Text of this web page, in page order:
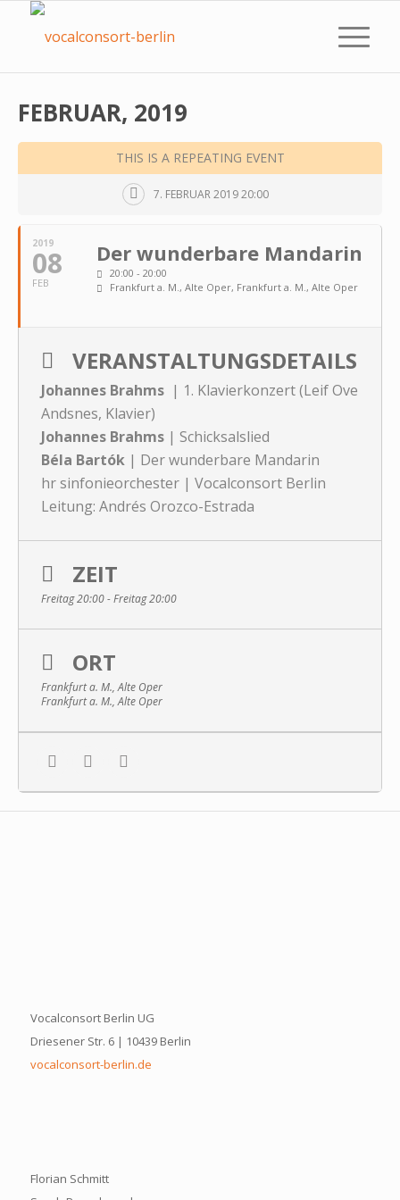
FEBRUAR, 2019
THIS IS A REPEATING EVENT
7. FEBRUAR 2019 20:00
2019
08
FEB
Der wunderbare Mandarin
20:00 - 20:00
Frankfurt a. M., Alte Oper, Frankfurt a. M., Alte Oper
VERANSTALTUNGSDETAILS
Johannes Brahms | 1. Klavierkonzert (Leif Ove
Andsnes, Klavier)
Johannes Brahms | Schicksalslied
Béla Bartók | Der wunderbare Mandarin
hr sinfonieorchester | Vocalconsort Berlin
Leitung: Andrés Orozco-Estrada
ZEIT
Freitag 20:00 - Freitag 20:00
ORT
Frankfurt a. M., Alte Oper
Frankfurt a. M., Alte Oper
Vocalconsort Berlin UG
Driesener Str. 6 | 10439 Berlin
vocalconsort-berlin.de
Florian Schmitt